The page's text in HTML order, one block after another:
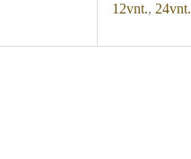
12vnt., 24vnt.